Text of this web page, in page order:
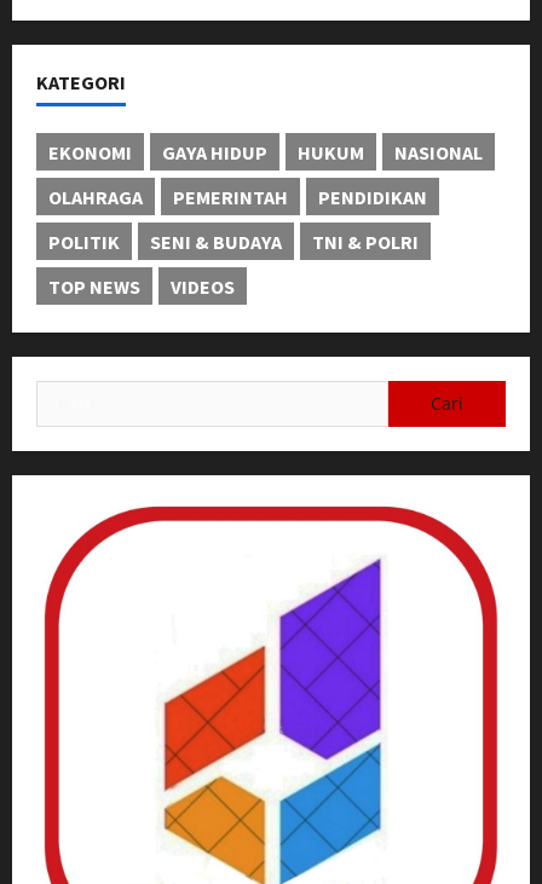
KATEGORI
EKONOMI GAYA HIDUP HUKUM
NASIONAL
OLAHRAGA
PEMERINTAH
PENDIDIKAN
POLITIK
SENI & BUDAYA
TNI & POLRI
TOP NEWS
VIDEOS
untuk: